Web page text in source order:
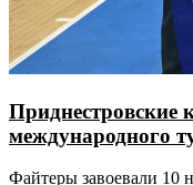
Приднестровские
международного
Файтеры завоевали 10